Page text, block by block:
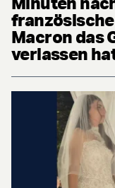
Macron das
verlassen